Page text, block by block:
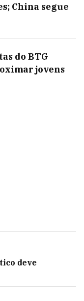
China segue
do BTG
jovens
deve